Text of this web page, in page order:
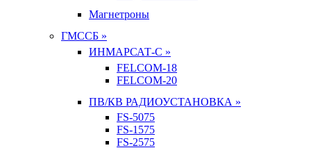
Магнетроны
ГМССБ »
ИНМАРСАТ-С »
FELCOM-18
FELCOM-20
ПВ/КВ РАДИОУСТАНОВКА »
FS-5075
FS-1575
FS-2575